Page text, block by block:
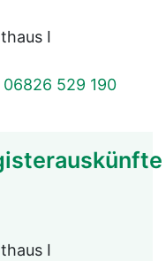
I
06826 529 190
I